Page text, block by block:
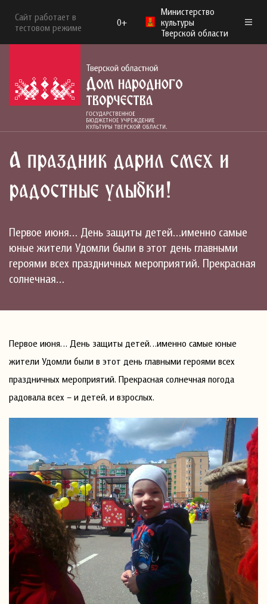
Сайт работает в
тестовом режиме
0+
Министерство
культуры
Тверской области
А праздник дарил смех и
радостные улыбки!
Первое июня… День защиты детей…именно самые
юные жители Удомли были в этот день главными
героями всех праздничных мероприятий. Прекрасная
солнечная…
Первое июня… День защиты детей…именно самые юные
жители Удомли были в этот день главными героями всех
праздничных мероприятий. Прекрасная солнечная погода
радовала всех – и детей, и взрослых.